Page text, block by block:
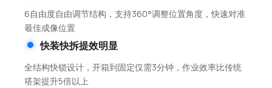
6自由度自由调节结构，支持360°调整位置角度，快速对准
最佳成像位置
快装快拆提效明显
全结构快锁设计，开箱到固定仅需3分钟，作业效率比传统
搭架提升5倍以上